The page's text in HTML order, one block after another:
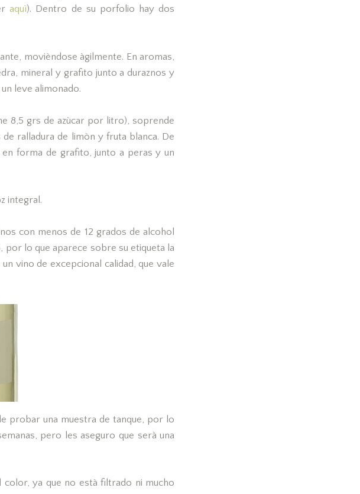
aquì). Dentro de su porfolio hay dos
movièndose àgilmente. En aromas,
mineral y grafito junto a duraznos y
leve alimonado.
8,5 grs de azùcar por litro), soprende
ralladura de limòn y fruta blanca. De
forma de grafito, junto a peras y un
integral.
con menos de 12 grados de alcohol
por lo que aparece sobre su etiqueta la
vino de excepcional calidad, que vale
probar una muestra de tanque, por lo
pero les aseguro que serà una
ya que no està filtrado ni mucho